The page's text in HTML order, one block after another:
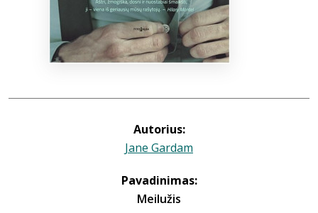
Autorius:
Jane Gardam
Pavadinimas:
Meilužis